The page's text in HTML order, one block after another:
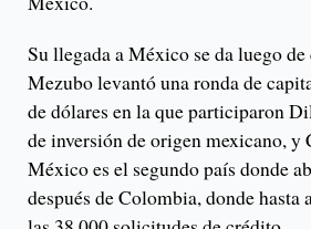
Su llegada a México se da luego de
Mezubo levantó una ronda de
de dólares en la que participaron
de inversión de origen mexicano, y
México es el segundo país donde
después de Colombia, donde hasta